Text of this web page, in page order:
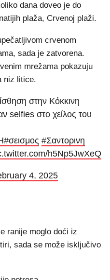
dana doveo je do
plaža, Crvenoj plaži.
crvenom
sada je zatvorena.
mrežama pokazuju
niz litice.
στην Κόκκινη
selfies στο χείλος του
#σεισμος #Σαντορινη
h5Np5JwXeQ
4, 2025
ranije moglo doći iz
sada se može isključivo